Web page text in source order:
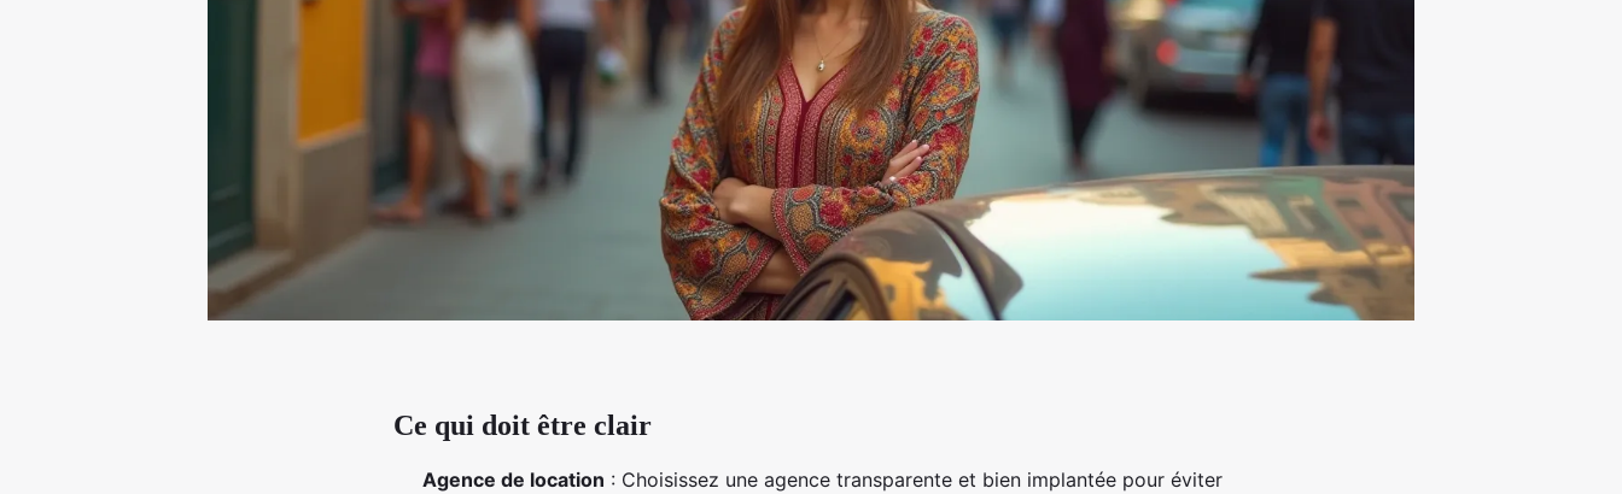
Ce qui doit être clair
Agence de location : Choisissez une agence transparente et bien implantée pour éviter